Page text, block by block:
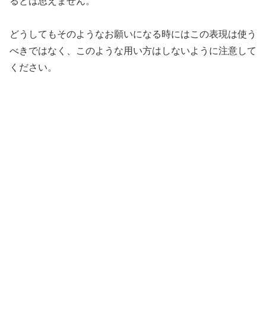
どうしてもそのようなお願いになる時にはこの表現は使う
べきではなく、このような用い方はしないように注意して
ください。